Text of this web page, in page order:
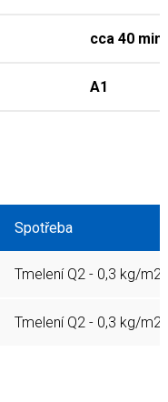
cca 40
A1
Spotřeba
Tmelení Q2 - 0,3 kg/m2
Tmelení Q2 - 0,3 kg/m2